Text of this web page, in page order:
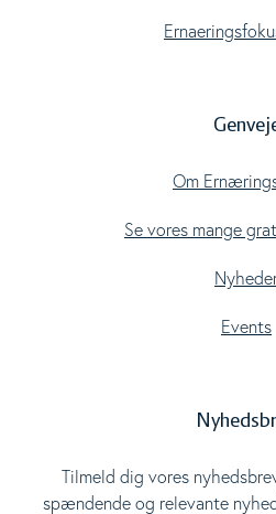
Om
Se vores mange
Events
Tilmeld dig vores
spændende og relevante